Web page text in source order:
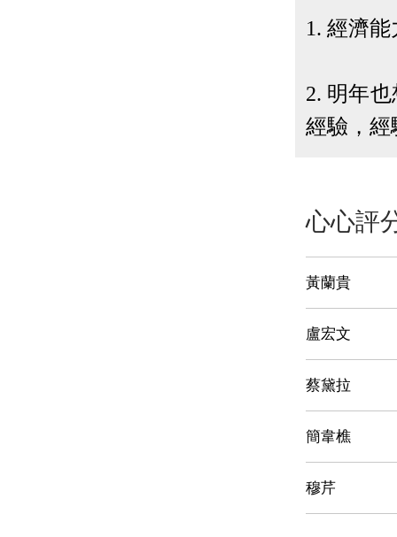
1. 經濟
2. 明年
經驗，經
心心評
黃蘭貴
盧宏文
蔡黛拉
簡韋樵
穆芹